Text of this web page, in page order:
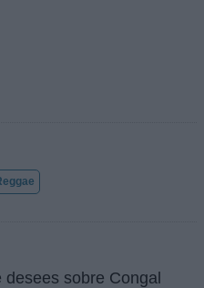
sobre Congal